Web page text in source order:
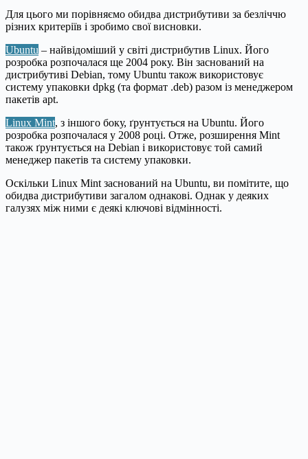
Для цього ми порівняємо обидва дистрибутиви за безліччю
різних критеріїв і зробимо свої висновки.
Ubuntu – найвідоміший у світі дистрибутив Linux. Його
розробка розпочалася ще 2004 року. Він заснований на
дистрибутиві Debian, тому Ubuntu також використовує
систему упаковки dpkg (та формат .deb) разом із менеджером
пакетів apt.
Linux Mint, з іншого боку, ґрунтується на Ubuntu. Його
розробка розпочалася у 2008 році. Отже, розширення Mint
також ґрунтується на Debian і використовує той самий
менеджер пакетів та систему упаковки.
Оскільки Linux Mint заснований на Ubuntu, ви помітите, що
обидва дистрибутиви загалом однакові. Однак у деяких
галузях між ними є деякі ключові відмінності.